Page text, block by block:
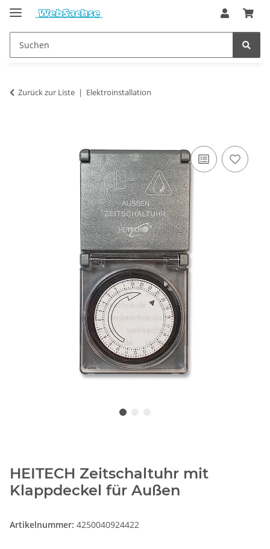
Zurück zur Liste Elektroinstallation
HEITECH Zeitschaltuhr mit
Klappdeckel für Außen
Artikelnummer: 4250040924422